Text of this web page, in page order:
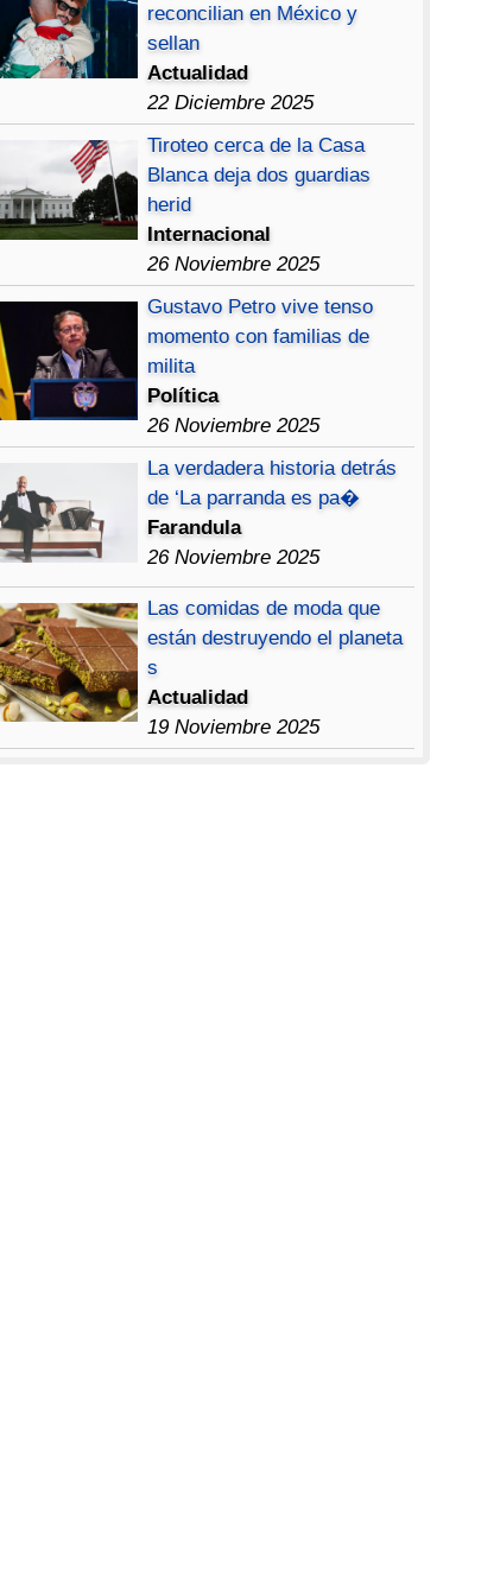
reconcilian en México y
sellan
Actualidad
22 Diciembre 2025
Tiroteo cerca de la Casa
Blanca deja dos guardias
herid
Internacional
26 Noviembre 2025
Gustavo Petro vive tenso
momento con familias de
milita
Política
26 Noviembre 2025
La verdadera historia detrás
de ‘La parranda es pa�
Farandula
26 Noviembre 2025
Las comidas de moda que
están destruyendo el planeta
s
Actualidad
19 Noviembre 2025